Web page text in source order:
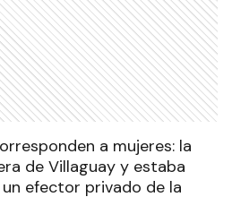
a mujeres: la
de Villaguay y estaba
efector privado de la